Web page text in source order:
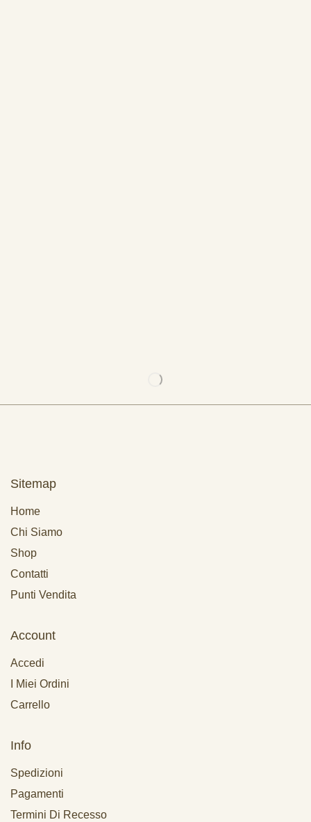
Sitemap
Home
Chi Siamo
Shop
Contatti
Punti Vendita
Account
Accedi
I Miei Ordini
Carrello
Info
Spedizioni
Pagamenti
Termini Di Recesso